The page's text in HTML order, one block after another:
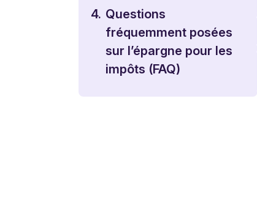
4. Questions
fréquemment posées
sur l’épargne pour les
impôts (FAQ)